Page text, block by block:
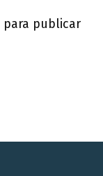
para publicar